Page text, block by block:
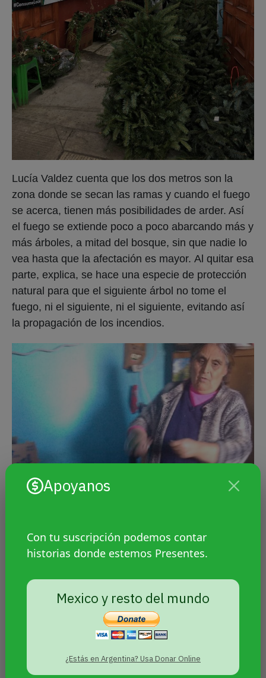
Apoyanos
Con tu suscripción podemos contar
historias donde estemos Presentes.
Mexico y resto del mundo
¿Estás en Argentina? Usa Donar Online
Lucía Valdez cuenta que los dos metros son la
zona donde se secan las ramas y cuando el fuego
se acerca, tienen más posibilidades de arder. Así
el fuego se extiende poco a poco abarcando más y
más árboles, a mitad del bosque, sin que nadie lo
vea hasta que la afectación es mayor. Al quitar esa
parte, explica, se hace una especie de protección
natural para que el siguiente árbol no tome el
fuego, ni el siguiente, ni el siguiente, evitando así
la propagación de los incendios.